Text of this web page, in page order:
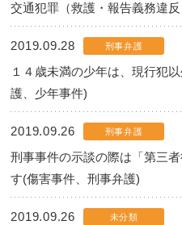
交通犯罪（救護・報告義務違反
2019.09.28 刑事弁護
１４歳未満の少年は、現行犯
護、少年事件)
2019.09.26 刑事弁護
刑事事件の示談の際は「第三
す(傷害事件、刑事弁護)
2019.09.26 未分類